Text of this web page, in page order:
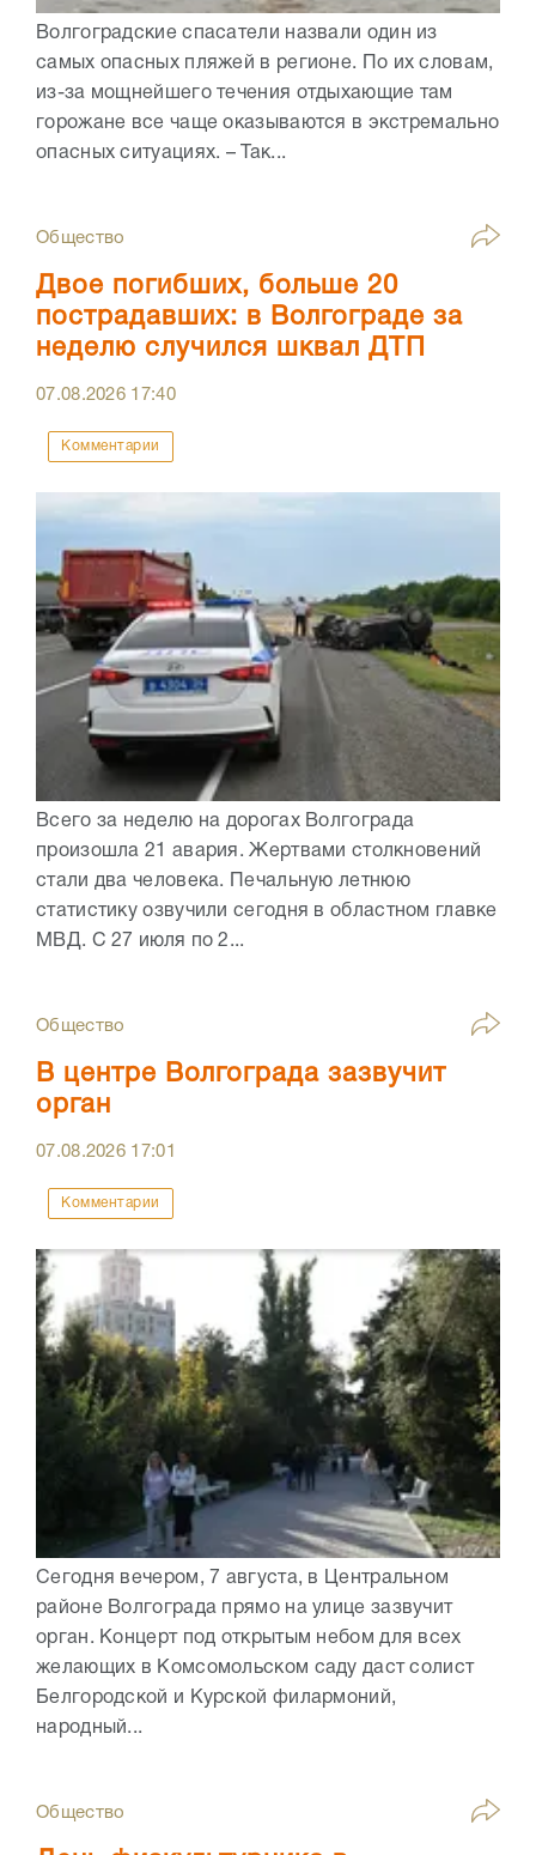
Волгоградские спасатели назвали один из
самых опасных пляжей в регионе. По их словам,
из-за мощнейшего течения отдыхающие там
горожане все чаще оказываются в экстремально
опасных ситуациях. – Так...
Общество
Двое погибших, больше 20
пострадавших: в Волгограде за
неделю случился шквал ДТП
07.08.2026 17:40
Комментарии
Всего за неделю на дорогах Волгограда
произошла 21 авария. Жертвами столкновений
стали два человека. Печальную летнюю
статистику озвучили сегодня в областном главке
МВД. С 27 июля по 2...
Общество
В центре Волгограда зазвучит
орган
07.08.2026 17:01
Комментарии
Сегодня вечером, 7 августа, в Центральном
районе Волгограда прямо на улице зазвучит
орган. Концерт под открытым небом для всех
желающих в Комсомольском саду даст солист
Белгородской и Курской филармоний,
народный...
Общество